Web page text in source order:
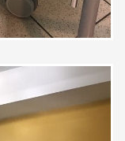
trovato
e